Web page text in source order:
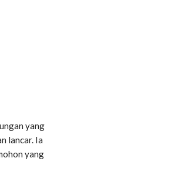
yang
lancar. Ia
yang